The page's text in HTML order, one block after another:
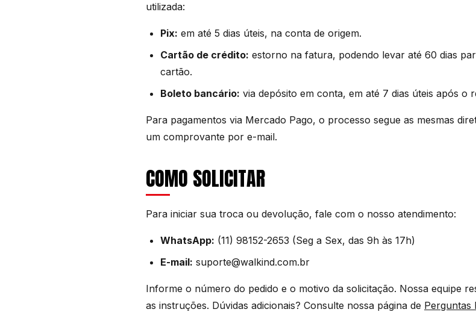
utilizada:
Pix: em até 5 dias úteis, na conta de origem.
Cartão de crédito: estorno na fatura, podendo levar até 60 dias
cartão.
Boleto bancário: via depósito em conta, em até 7 dias úteis após o
Para pagamentos via Mercado Pago, o processo segue as mesmas
um comprovante por e-mail.
COMO SOLICITAR
Para iniciar sua troca ou devolução, fale com o nosso atendimento:
WhatsApp: (11) 98152-2653 (Seg a Sex, das 9h às 17h)
E-mail: suporte@walkind.com.br
Informe o número do pedido e o motivo da solicitação. Nossa equipe
as instruções. Dúvidas adicionais? Consulte nossa página de Perguntas